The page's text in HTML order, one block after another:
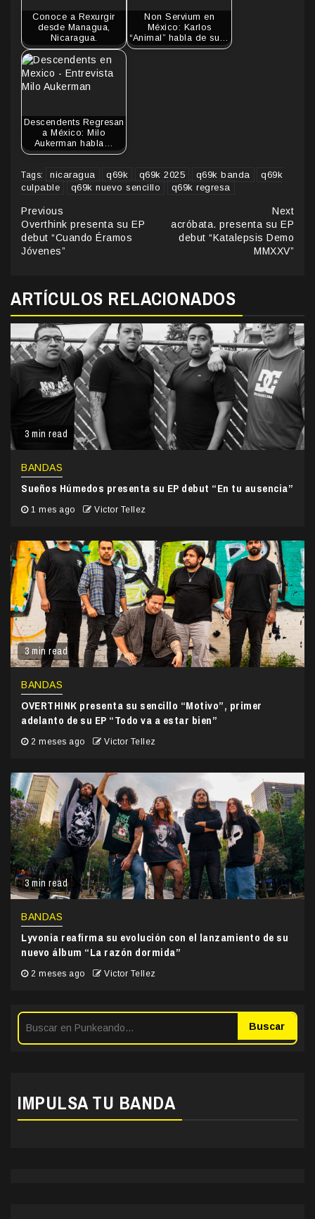
Conoce a Rexurgir
desde Managua,
Nicaragua.
Non Servium en
México: Karlos
“Animal” habla de su…
Descendents Regresan
a México: Milo
Aukerman habla…
Tags: nicaragua q69k q69k 2025 q69k banda
q69k
culpable
q69k nuevo sencillo q69k regresa
Continue
Reading
Previous
Overthink presenta su EP
debut “Cuando Éramos
Jóvenes”
Next
acróbata. presenta su EP
debut “Katalepsis Demo
MMXXV”
ARTÍCULOS RELACIONADOS
3 min read
BANDAS
Sueños Húmedos presenta su EP debut “En tu ausencia”
1 mes ago Victor Tellez
3 min read
BANDAS
OVERTHINK presenta su sencillo “Motivo”, primer
adelanto de su EP “Todo va a estar bien”
2 meses ago Victor Tellez
3 min read
BANDAS
Lyvonia reafirma su evolución con el lanzamiento de su
nuevo álbum “La razón dormida”
2 meses ago Victor Tellez
Buscar
IMPULSA TU BANDA